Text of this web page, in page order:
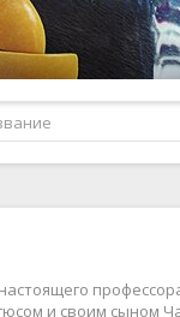
и своим сыном